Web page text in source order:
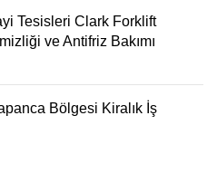
Tesisleri Clark Forklift
ve Antifriz Bakımı
Bölgesi Kiralık İş